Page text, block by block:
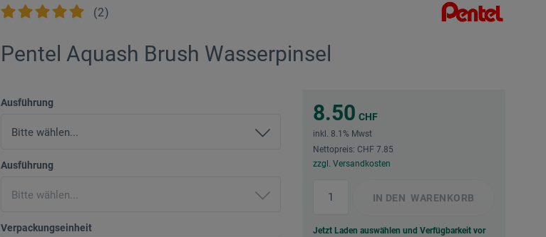
(2)
Pentel Aquash Brush Wasserpinsel
Ausführung
Ausführung
Verpackungseinheit
8.50 CHF
inkl. 8.1% Mwst
Nettopreis: CHF 7.85
zzgl. Versandkosten
IN DEN WARENKORB
Jetzt Laden auswählen und Verfügbarkeit vor